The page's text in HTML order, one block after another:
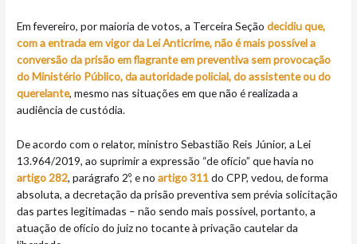
Em fevereiro, por maioria de votos, a Terceira Seção decidiu que,
com a entrada em vigor da Lei Anticrime, não é mais possível a
conversão da prisão em flagrante em preventiva sem provocação
do Ministério Público, da autoridade policial, do assistente ou do
querelante, mesmo nas situações em que não é realizada a
audiência de custódia.
De acordo com o relator, ministro Sebastião Reis Júnior, a Lei
13.964/2019, ao suprimir a expressão “de ofício” que havia no
artigo 282, parágrafo 2º, e noartigo 311do CPP, vedou, de forma
absoluta, a decretação da prisão preventiva sem prévia solicitação
das partes legitimadas – não sendo mais possível, portanto, a
atuação de ofício do juiz no tocante à privação cautelar da